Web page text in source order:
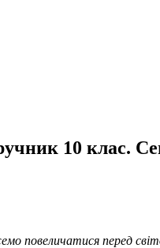
10 клас.
повеличатися перед